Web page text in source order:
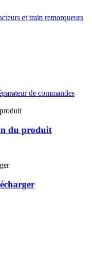
et train remorqueurs
de commandes
du produit